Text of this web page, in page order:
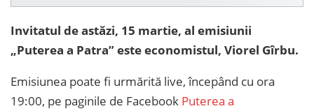
Invitatul de astăzi, 15 martie, al emisiunii
„Puterea a Patra” este economistul, Viorel Gîrbu.
Emisiunea poate fi urmărită live, începând cu ora
19:00, pe paginile de Facebook Puterea a